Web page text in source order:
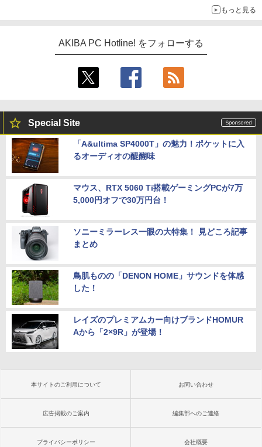
もっと見る
AKIBA PC Hotline! をフォローする
Special Site
「A&ultima SP4000T」の魅力！ポケットに入
るオーディオの醍醐味
マウス、RTX 5060 Ti搭載ゲーミングPCが7万
5,000円オフで30万円台！
ソニーミラーレス一眼の大特集！ 見どころ記事
まとめ
鳥肌ものの「DENON HOME」サウンドを体感
した！
レイズのプレミアムカー向けブランドHOMUR
Aから「2×9R」が登場！
本サイトのご利用について お問い合わせ
広告掲載のご案内 編集部へのご連絡
プライバシーポリシー 会社概要